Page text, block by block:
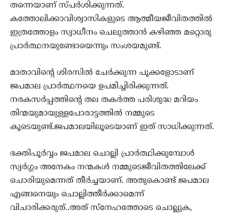
തന്നെയാണ് സ്പര്‍ശിക്കുന്നത്.
കത്തോലിക്കാവിശ്വാസികളുടെ ആത്മീയജീവിതത്തില്‍
ഇത്രത്തോളം സ്വാധീനം ചെലുത്താന്‍ കഴിഞ്ഞ മറ്റൊരു
പ്രാര്‍ത്ഥനയുണ്ടോയെന്നും സംശയമുണ്ട്.
മാതാവിന്റെ ശിരസില്‍ ചേര്‍ക്കുന്ന പൂക്കളോടാണ്
ജപമാല പ്രാര്‍ത്ഥനയെ ഉപമിച്ചിരിക്കുന്നത്.
നരകസര്‍പ്പത്തിന്റെ തല തകര്‍ത്ത പരിശുദ്ധ മറിയം
തിന്മയുമായുള്ളപോരാട്ടത്തില്‍ നമ്മുടെ
കൂടെയുണ്ട്.ജപമാലയിലൂടെയാണ് ഇത് സാധിക്കുന്നത്.
ഭക്തിപൂര്‍വ്വം ജപമാല ചൊല്ലി പ്രാര്‍ത്ഥിക്കുമ്പോള്‍
സ്വര്‍ഗ്ഗം അനേകം നന്മകള്‍ നമ്മുടെജീവിതത്തിലേക്ക്
ചൊരിയുമെന്നത് തീര്‍ച്ചയാണ്. അതുകൊണ്ട് ജപമാല
എങ്ങനെയും ചൊല്ലിത്തീര്‍ക്കാമെന്ന്
വിചാരിക്കരുത്..അത് സ്‌നേഹത്തോടെ ചൊല്ലുക,